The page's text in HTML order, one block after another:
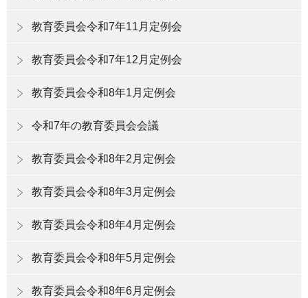
教育委員会令和7年11月定例会
教育委員会令和7年12月定例会
教育委員会令和8年1月定例会
令和7年の教育委員会会議
教育委員会令和8年2月定例会
教育委員会令和8年3月定例会
教育委員会令和8年4月定例会
教育委員会令和8年5月定例会
教育委員会令和8年6月定例会